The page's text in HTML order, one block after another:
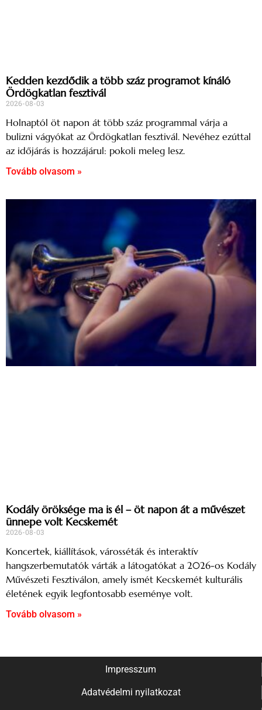
Kedden kezdődik a több száz programot kínáló
Ördögkatlan fesztivál
2026-08-03
Holnaptól öt napon át több száz programmal várja a
bulizni vágyókat az Ördögkatlan fesztivál. Nevéhez ezúttal
az időjárás is hozzájárul: pokoli meleg lesz.
Tovább olvasom »
Kodály öröksége ma is él – öt napon át a művészet
ünnepe volt Kecskemét
2026-08-03
Koncertek, kiállítások, városséták és interaktív
hangszerbemutatók várták a látogatókat a 2026-os Kodály
Művészeti Fesztiválon, amely ismét Kecskemét kulturális
életének egyik legfontosabb eseménye volt.
Tovább olvasom »
Impresszum
Adatvédelmi nyilatkozat